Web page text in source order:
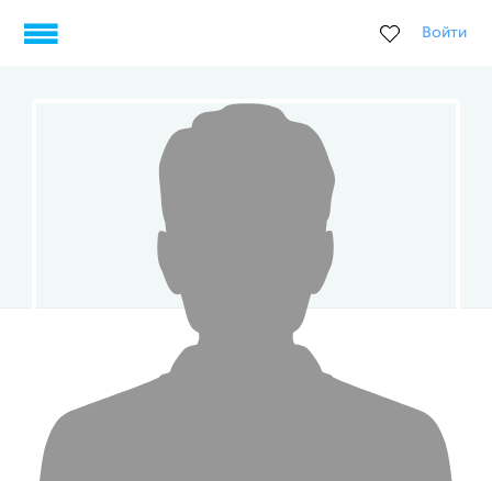
Войти